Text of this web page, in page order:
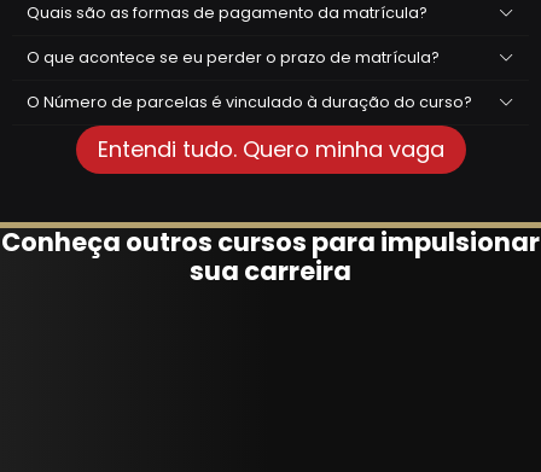
Quais são as formas de pagamento da matrícula?
O que acontece se eu perder o prazo de matrícula?
O Número de parcelas é vinculado à duração do curso?
Entendi tudo. Quero minha vaga
Conheça outros cursos para impulsionar
sua carreira